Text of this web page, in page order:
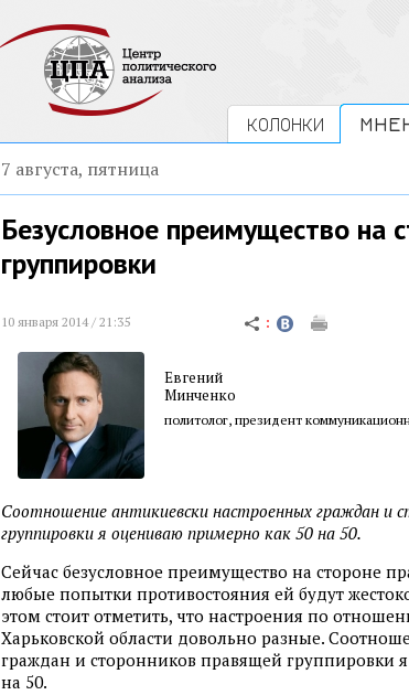
КОЛОНКИ
7 августа, пятница
Безусловное преимущество на
группировки
10 января 2014 / 21:35
Евгений
Минченко
политолог, президент
Соотношение антикиевски настроенных граждан и
группировки я оцениваю примерно как 50 на 50.
Сейчас безусловное преимущество на стороне
любые попытки противостояния ей будут
этом стоит отметить, что настроения по
Харьковской области довольно разные.
граждан и сторонников правящей группировки
на 50.